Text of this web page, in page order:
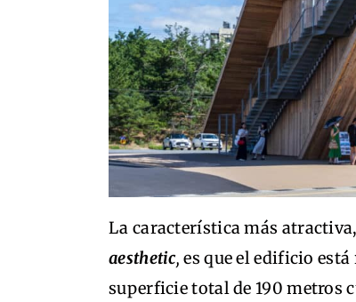
La característica más
aesthetic,es que el edificio
superficie total de 190 metros